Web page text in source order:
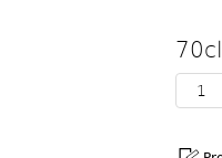
70cl